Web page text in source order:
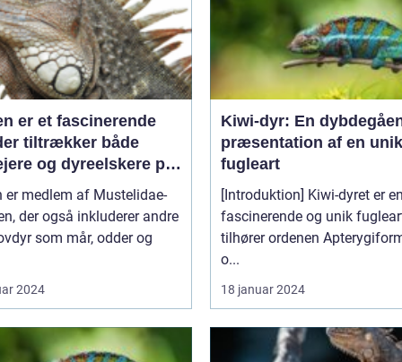
er et fascinerende
tiltrækker både
og dyreelskere på
af sin unikke
og charme
er medlem af Mustelidae-
der også inkluderer andre
som mår, odder og
2024
Kiwi-dyr: En
præsentation af en unik
fugleart
[Introduktion] Kiwi-dyret er
fascinerende og unik
tilhører ordenen
o...
18 januar 2024